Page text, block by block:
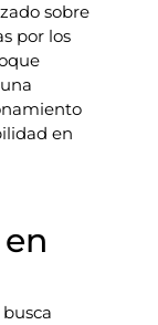
sobre
por los
en